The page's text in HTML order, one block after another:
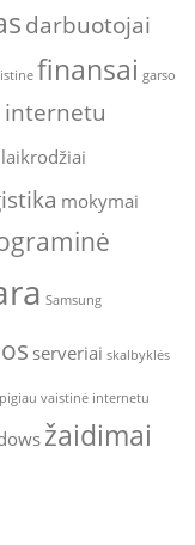
darbuotojai
finansai garso
internetu
mokymai
Samsung
serveriai skalbyklės
vaistinė internetu
žaidimai